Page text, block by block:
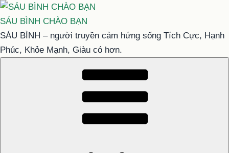
Chuyển
đến
phần
nội
SÁU BÌNH CHÀO BẠN
SÁU BÌNH – người truyền cảm hứng sống Tích Cực, Hạnh
Phúc, Khỏe Mạnh, Giàu có hơn.